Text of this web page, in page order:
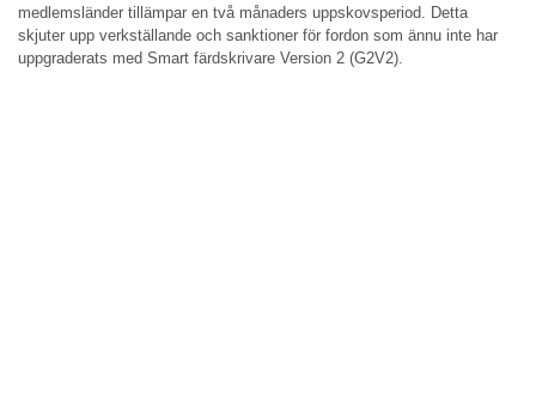
medlemsländer tillämpar en två månaders uppskovsperiod. Detta
skjuter upp verkställande och sanktioner för fordon som ännu inte har
uppgraderats med Smart färdskrivare Version 2 (G2V2).